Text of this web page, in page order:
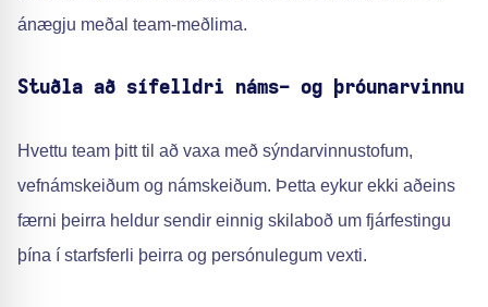
ánægju meðal team-meðlima.
Stuðla að sífelldri náms- og þróunarvinnu
Hvettu team þitt til að vaxa með sýndarvinnustofum,
vefnámskeiðum og námskeiðum. Þetta eykur ekki aðeins
færni þeirra heldur sendir einnig skilaboð um fjárfestingu
þína í starfsferli þeirra og persónulegum vexti.